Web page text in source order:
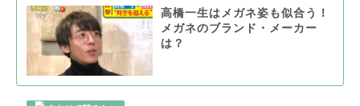
高橋一生はメガネ姿も似合う！
メガネのブランド・メーカー
は？